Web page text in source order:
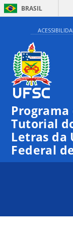
BRASIL
Programa
Tutorial
Letras da
Federal